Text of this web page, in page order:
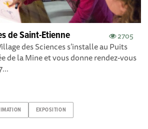
2705
de Saint-Etienne
des Sciences s’installe au Puits
de la Mine et vous donne rendez-vous
EXPOSITION